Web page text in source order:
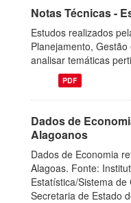
Notas Técnicas -
Estudos realizados
Planejamento,
analisar temáticas
PDF
Dados de
Alagoanos
Dados de Economia
Alagoas. Fonte:
Estatística/Sistema
Secretaria de Estado